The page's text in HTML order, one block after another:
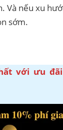
Và nếu xu
sớm.
với ưu